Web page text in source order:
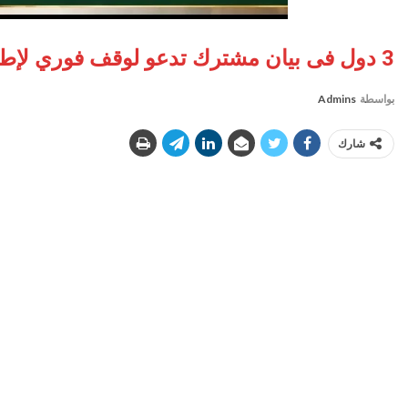
3 دول فى بيان مشترك تدعو لوقف فوري لإطلاق النار في غزة
بواسطة Admins
شارك